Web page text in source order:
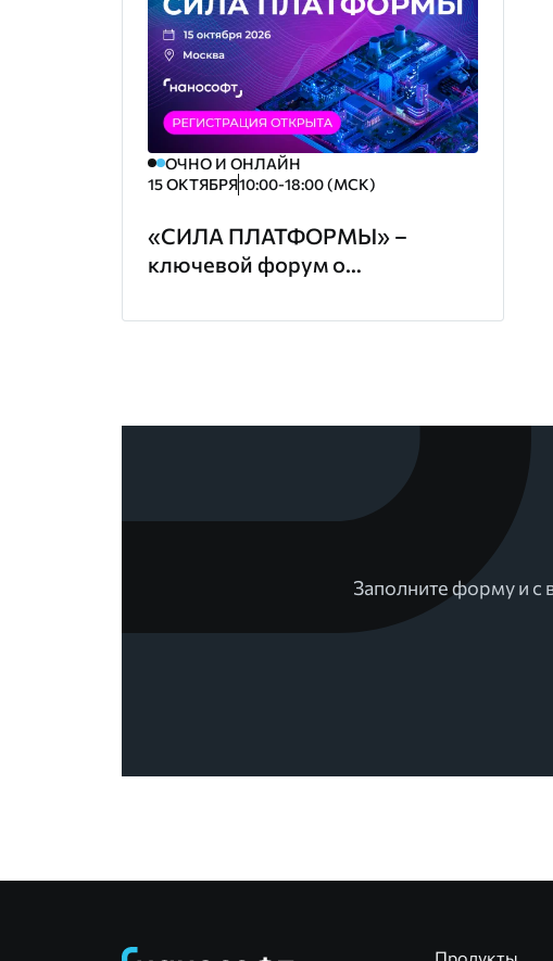
ОЧНО И ОНЛАЙН
15 ОКТЯБРЯ10:00-18:00 (МСК)
«СИЛА ПЛАТФОРМЫ» –
ключевой форум о
цифровизации в строительстве
Заполните форму и с